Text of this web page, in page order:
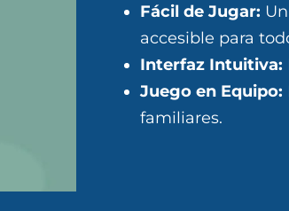
Fácil de Jugar:
accesible para
Interfaz Intuitiva:
Juego en Equipo:
familiares.